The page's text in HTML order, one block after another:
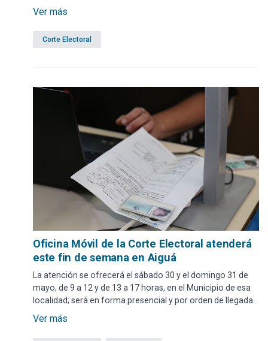
Municipio de San Carlos, en el horario de 9 a 12 y de 13 a
Ver más
Corte Electoral
Oficina Móvil de la Corte Electoral atenderá
este fin de semana en Aiguá
La atención se ofrecerá el sábado 30 y el domingo 31 de
mayo, de 9 a 12 y de 13 a 17 horas, en el Municipio de esa
localidad; será en forma presencial y por orden de llegada.
Ver más